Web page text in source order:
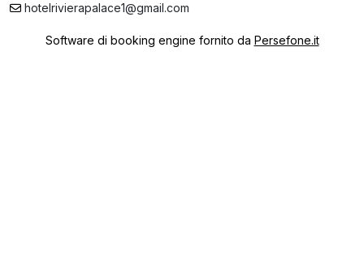
hotelrivierapalace1@gmail.com
Software di booking engine fornito da Persefone.it